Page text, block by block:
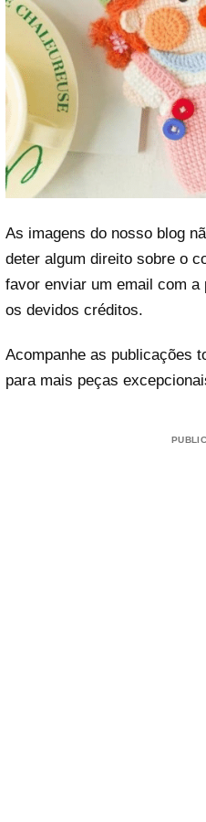
As imagens do nosso blog
deter algum direito sobre o
favor enviar um email com a
os devidos créditos.
Acompanhe as publicações
para mais peças